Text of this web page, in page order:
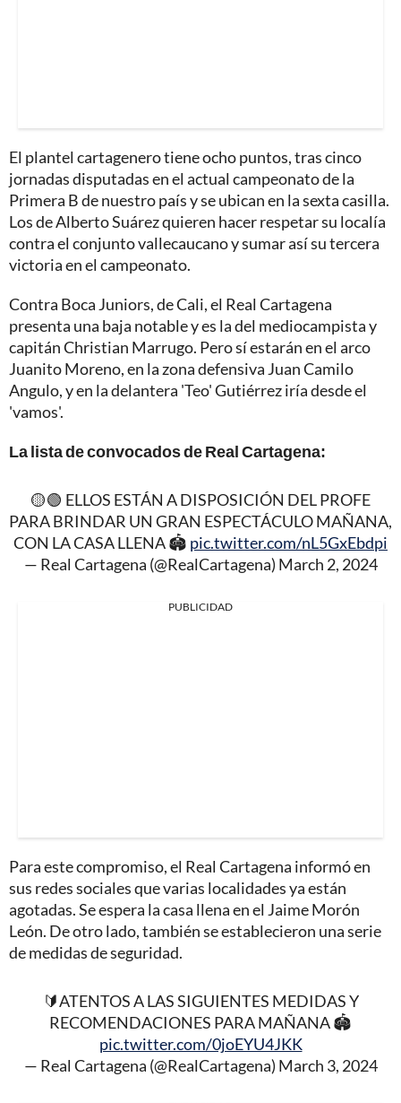
El plantel cartagenero tiene ocho puntos, tras cinco
jornadas disputadas en el actual campeonato de la
Primera B de nuestro país y se ubican en la sexta casilla.
Los de Alberto Suárez quieren hacer respetar su localía
contra el conjunto vallecaucano y sumar así su tercera
victoria en el campeonato.
Contra Boca Juniors, de Cali, el Real Cartagena
presenta una baja notable y es la del mediocampista y
capitán Christian Marrugo. Pero sí estarán en el arco
Juanito Moreno, en la zona defensiva Juan Camilo
Angulo, y en la delantera 'Teo' Gutiérrez iría desde el
'vamos'.
La lista de convocados de Real Cartagena:
🟡🟢 ELLOS ESTÁN A DISPOSICIÓN DEL PROFE
PARA BRINDAR UN GRAN ESPECTÁCULO MAÑANA,
CON LA CASA LLENA 🏟️ pic.twitter.com/nL5GxEbdpi
— Real Cartagena (@RealCartagena) March 2, 2024
PUBLICIDAD
Para este compromiso, el Real Cartagena informó en
sus redes sociales que varias localidades ya están
agotadas. Se espera la casa llena en el Jaime Morón
León. De otro lado, también se establecieron una serie
de medidas de seguridad.
🔰ATENTOS A LAS SIGUIENTES MEDIDAS Y
RECOMENDACIONES PARA MAÑANA 🏟️
pic.twitter.com/0joEYU4JKK
— Real Cartagena (@RealCartagena) March 3, 2024